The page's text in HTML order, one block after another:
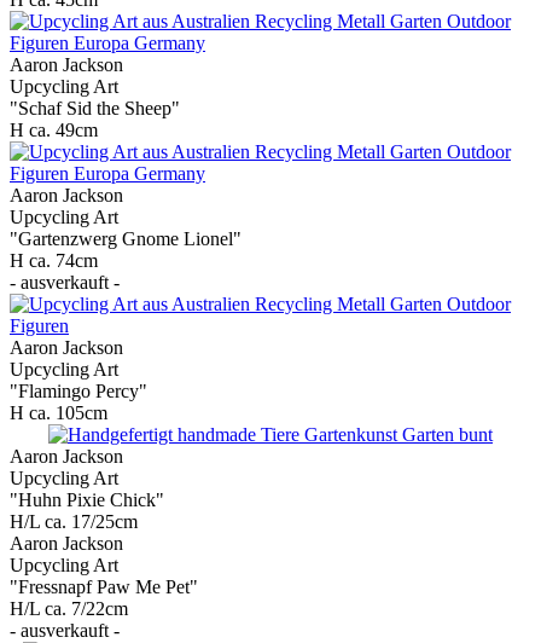
Aaron Jackson
Upcycling Art
"Schaf Sid the Sheep"
H ca. 49cm
Aaron Jackson
Upcycling Art
"Gartenzwerg Gnome Lionel"
H ca. 74cm
- ausverkauft -
Aaron Jackson
Upcycling Art
"Flamingo Percy"
H ca. 105cm
Aaron Jackson
Upcycling Art
"Huhn Pixie Chick"
H/L ca. 17/25cm
Aaron Jackson
Upcycling Art
"Fressnapf Paw Me Pet"
H/L ca. 7/22cm
- ausverkauft -